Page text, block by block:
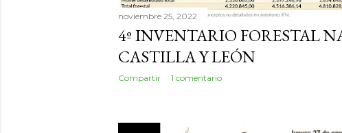
noviembre 25, 2022
4º INVENTARIO FORESTAL
CASTILLA Y LEÓN
Compartir 1 comentario